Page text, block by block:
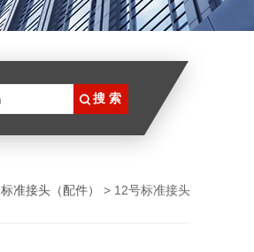
标准接头（配件） > 12号标准接头